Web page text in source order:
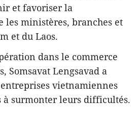
et favoriser la
les ministères, branches et
et du Laos.
dans le commerce
Somsavat Lengsavad a
vietnamiennes
à surmonter leurs difficultés.